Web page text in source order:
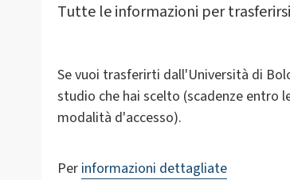
Tutte le informazioni per
Se vuoi trasferirti dall'Università di
studio che hai scelto (scadenze entro
modalità d'accesso).
Per informazioni dettagliate